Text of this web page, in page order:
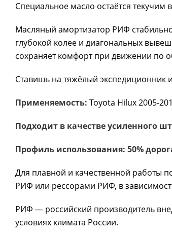
Специальное масло остаётся текучим
Масляный амортизатор РИФ
глубокой колее и диагональных
сохраняет комфорт при движении по
Ставишь на тяжёлый экспедиционник
Применяемость: Toyota Hilux 2005-
Подходит в качестве усиленного
Профиль использования: 50%
Для плавной и качественной работы
РИФ или рессорами РИФ, в
РИФ — российский производитель
условиях климата России.